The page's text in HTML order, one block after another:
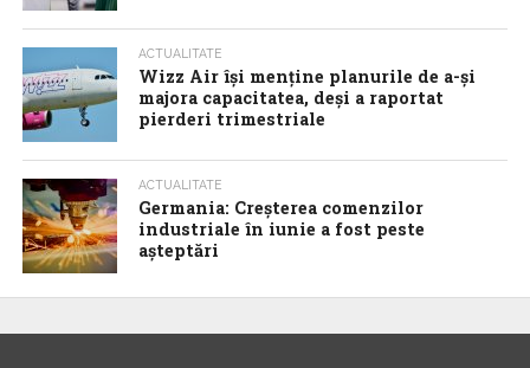
ACTUALITATE
Wizz Air își menține planurile de a-și
majora capacitatea, deși a raportat
pierderi trimestriale
ACTUALITATE
Germania: Creșterea comenzilor
industriale în iunie a fost peste
așteptări